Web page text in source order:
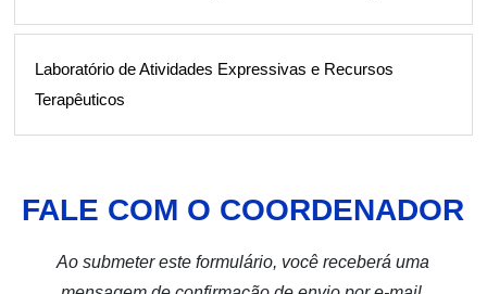
Laboratório de Atividades Expressivas e Recursos
Terapêuticos
FALE COM O COORDENADOR
Ao submeter este formulário, você receberá uma